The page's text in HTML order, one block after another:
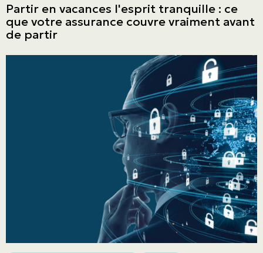
ASSURANCES
Particuliers
ASSURANCES
Entreprises
Obtenir une soumission
Urgences et réclamations
Partir en vacances l'esprit tranquille : ce
que votre assurance couvre vraiment avant
de partir